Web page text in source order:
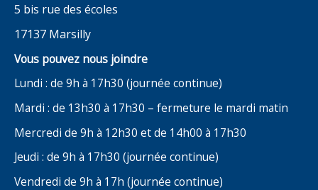
5 bis rue des écoles
17137 Marsilly
Vous pouvez nous joindre
Lundi : de 9h à 17h30 (journée continue)
Mardi : de 13h30 à 17h30 – fermeture le mardi matin
Mercredi de 9h à 12h30 et de 14h00 à 17h30
Jeudi : de 9h à 17h30 (journée continue)
Vendredi de 9h à 17h (journée continue)